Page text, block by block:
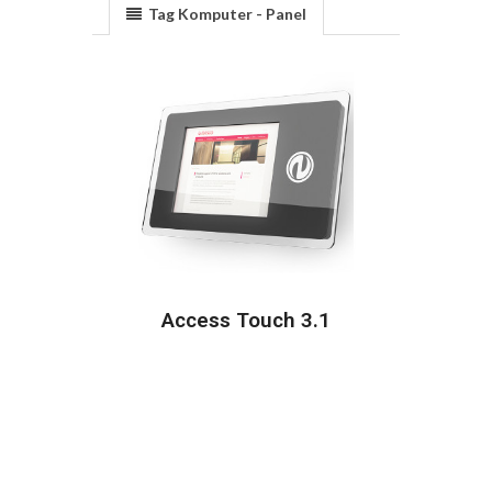
Tag Komputer - Panel
Access Touch 3.1